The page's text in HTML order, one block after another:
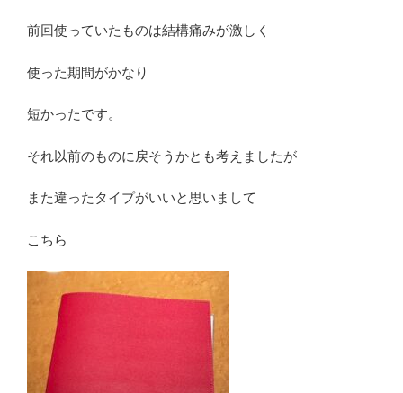
前回使っていたものは結構痛みが激しく
使った期間がかなり
短かったです。
それ以前のものに戻そうかとも考えましたが
また違ったタイプがいいと思いまして
こちら